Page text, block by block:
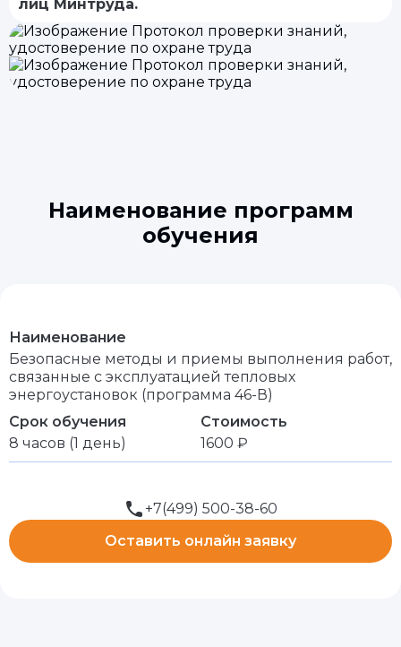
лиц Минтруда.
Наименование программ
обучения
Наименование
Безопасные методы и приемы выполнения работ,
связанные с эксплуатацией тепловых
энергоустановок (программа 46-В)
Срок обучения
8 часов (1 день)
Стоимость
1600 ₽
+7(499) 500-38-60
Оставить онлайн заявку